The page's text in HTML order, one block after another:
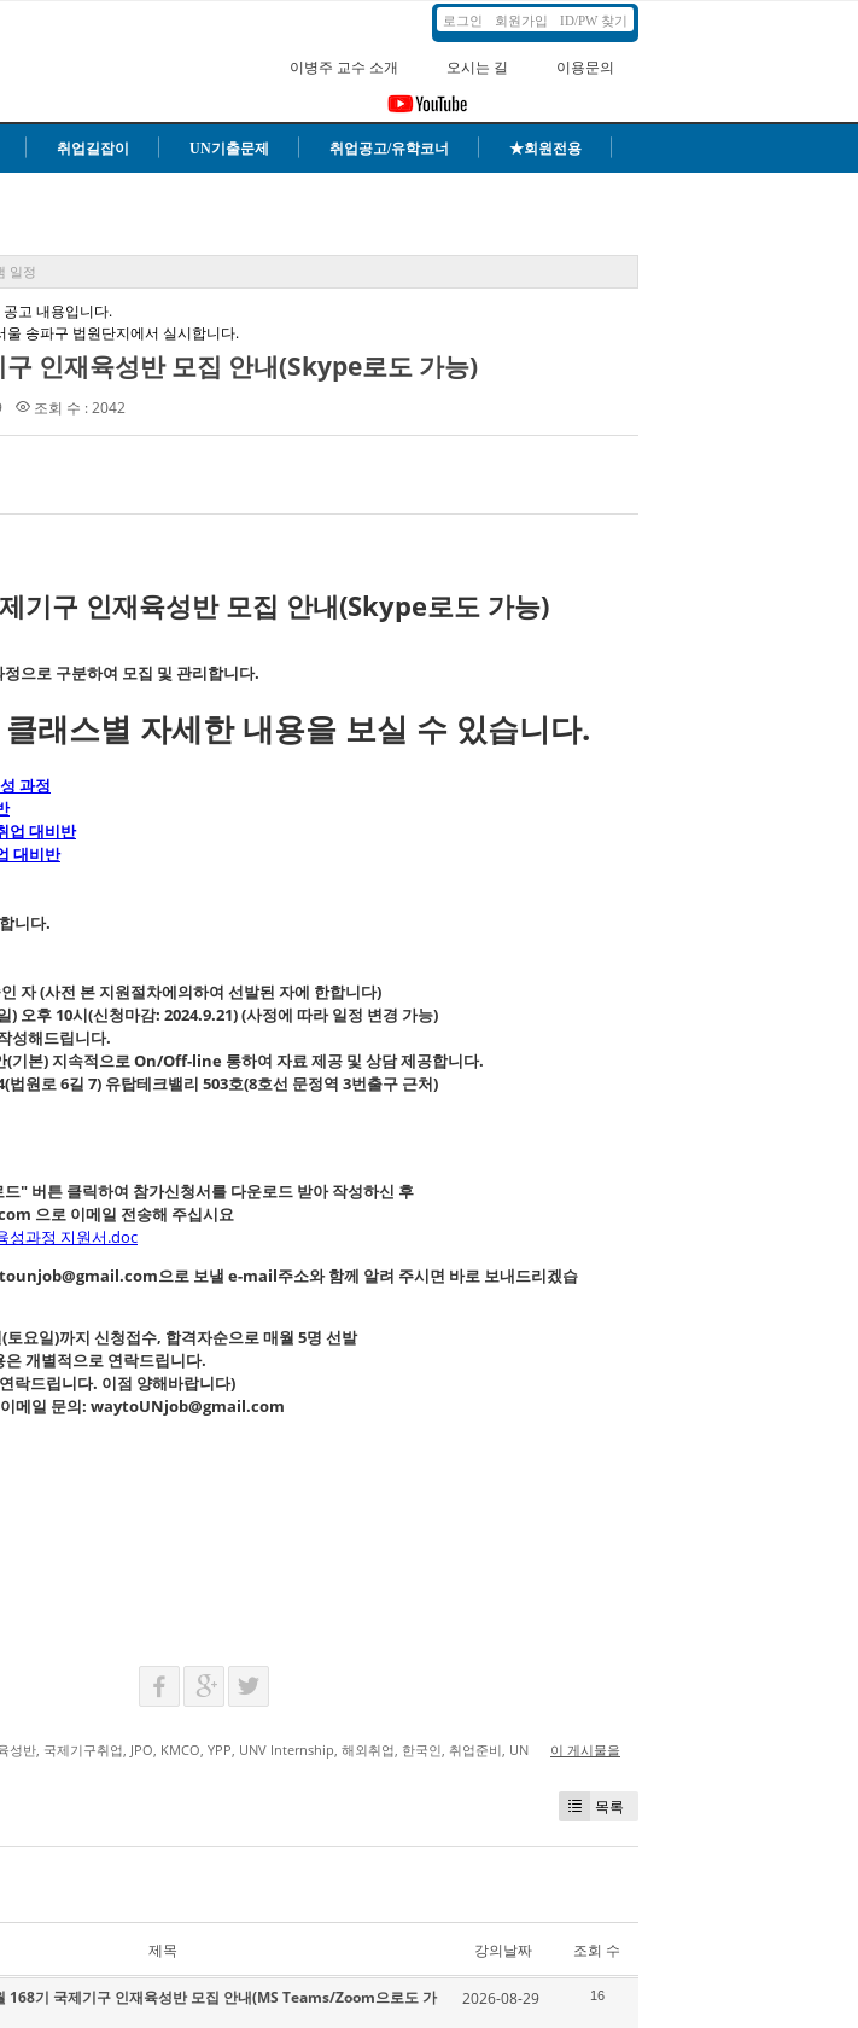
로그인 회원가입 ID/PW 찾기
이병주 교수 소개 오시는 길 이용문의
취업길잡이 UN기출문제 취업공고/유학코너 ★회원전용
일정
고 내용입니다.
송파구 법원단지에서 실시합니다.
인재육성반 모집 안내(Skype로도 가능)
조회 수 : 2042
기구 인재육성반 모집 안내(Skype로도 가능)
으로 구분하여 모집 및 관리합니다.
래스별 자세한 내용을 보실 수 있습니다.
과정
업 대비반
대비반
니다.
자 (사전 본 지원절차에의하여 선발된 자에 한합니다)
) 오후 10시(신청마감: 2024.9.21) (사정에 따라 일정 변경 가능)
성해드립니다.
(기본) 지속적으로 On/Off-line 통하여 자료 제공 및 상담 제공합니다.
법원로 6길 7) 유탑테크밸리 503호(8호선 문정역 3번출구 근처)
드" 버튼 클릭하여 참가신청서를 다운로드 받아 작성하신 후
으로 이메일 전송해 주십시요
성과정 지원서.doc
으로 보낼 e-mail주소와 함께 알려 주시면 바로 보내드리겠습
토요일)까지 신청접수, 합격자순으로 매월 5명 선발
은 개별적으로 연락드립니다.
락드립니다. 이점 양해바랍니다)
메일 문의: waytoUNjob@gmail.com
성반 국제기구취업 JPO KMCO YPP UNV Internship 해외취업 한국인 취업준비 UN 이 게시물을
목록
제목 강의날짜 조회 수
기 국제기구 인재육성반 모집 안내(MS Teams/Zoom으로도 가
2026-08-29 16